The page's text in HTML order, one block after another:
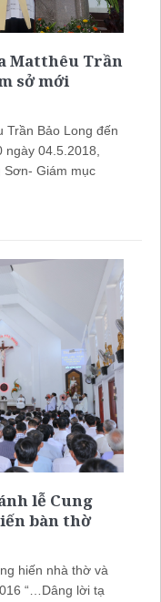
Matthêu Trần
sở mới
Trần Bảo Long đến
04.5.2018,
Sơn- Giám mục
lễ Cung
bàn thờ
hiến nhà thờ và
“…Dâng lời tạ